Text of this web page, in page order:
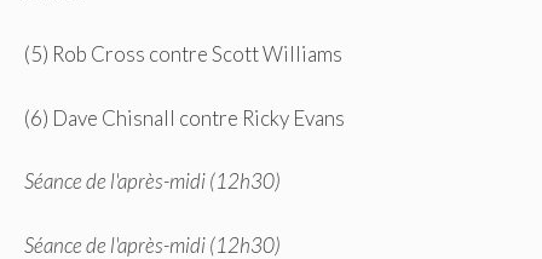
(5) Rob Cross contre Scott Williams
(6) Dave Chisnall contre Ricky Evans
Séance de l'après-midi (12h30)
Séance de l'après-midi (12h30)